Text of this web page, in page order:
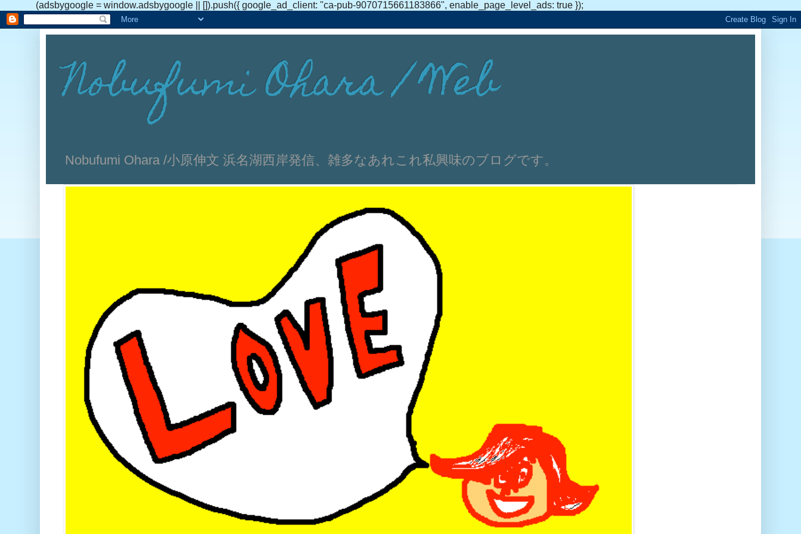
(adsbygoogle = window.adsbygoogle || []).push({ google_ad_client: "ca-pub-9070715661183866", enable_page_level_ads: true });
Nobufumi Ohara / Web
Nobufumi Ohara /小原伸文 浜名湖西岸発信、雑多なあれこれ私興味のブログです。